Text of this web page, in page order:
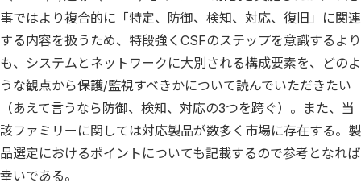
事ではより複合的に「特定、防御、検知、対応、復旧」に関連
する内容を扱うため、特段強くCSFのステップを意識するより
も、システムとネットワークに大別される構成要素を、どのよ
うな観点から保護/監視すべきかについて読んでいただきたい
（あえて言うなら防御、検知、対応の3つを跨ぐ）。また、当
該ファミリーに関しては対応製品が数多く市場に存在する。製
品選定におけるポイントについても記載するので参考となれば
幸いである。